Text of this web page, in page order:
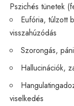
Pszichés tünetek
Eufória, túlzott
visszahúzódás
Szorongás,
Hallucinációk,
viselkedés